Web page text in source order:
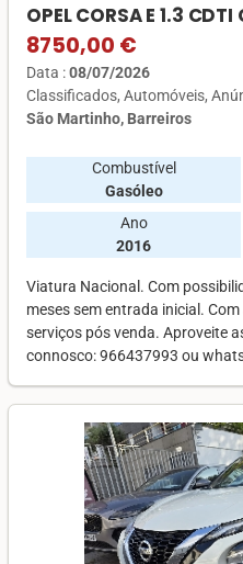
OPEL CORSA E 1.3
8750,00 €
Data :08/07/2026
Classificados Automóveis
São Martinho, Barreiros
Combustível
Gasóleo
Ano
2016
Viatura Nacional. Com
meses sem entrada inicial.
serviços pós venda. Aproveite
connosco: 966437993 ou